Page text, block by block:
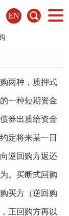
EN
两种，质押式
一种短期资金
券出质给资金
定将来某一日
逆回购方返还
。买断式回购
买方（逆回购
正回购方再以